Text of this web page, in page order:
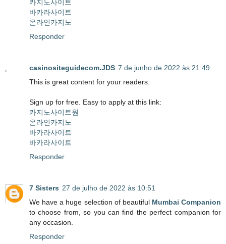
카지노사이트
바카라사이트
온라인카지노
Responder
casinositeguidecom.JDS 7 de junho de 2022 às 21:49
This is great content for your readers.
Sign up for free. Easy to apply at this link:
카지노사이트원
온라인카지노
바카라사이트
바카라사이트
Responder
7 Sisters 27 de julho de 2022 às 10:51
We have a huge selection of beautiful Mumbai Companion
to choose from, so you can find the perfect companion for
any occasion.
Responder